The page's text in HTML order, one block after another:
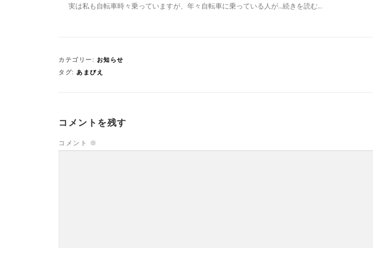
実は私も自転車時々乗っていますが、年々自転車に乗っている人が...続きを読む...
カテゴリー: お知らせ
タグ: あまびえ
コメントを残す
コメント ※